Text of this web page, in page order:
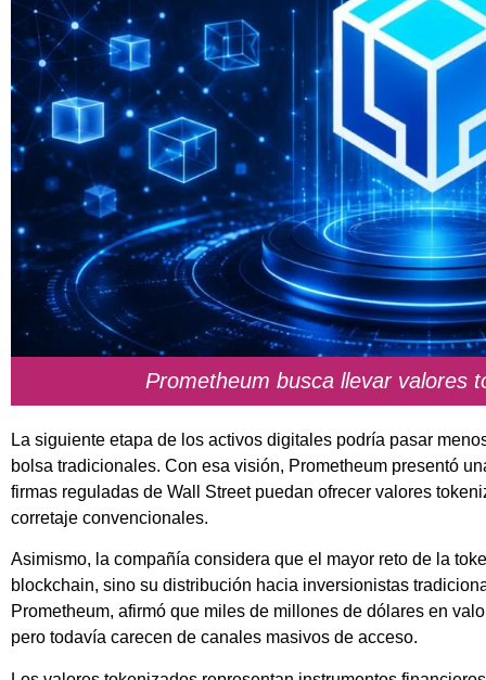
Prometheum busca llevar valores
La siguiente etapa de los activos digitales podría pasar
bolsa tradicionales. Con esa visión, Prometheum presentó
firmas reguladas de Wall Street puedan ofrecer valores
corretaje convencionales.
Asimismo, la compañía considera que el mayor reto de la
blockchain, sino su distribución hacia inversionistas
Prometheum, afirmó que miles de millones de dólares en
pero todavía carecen de canales masivos de acceso.